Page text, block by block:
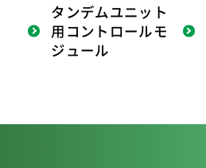
タンデムユニット
用コントロールモ
ジュール